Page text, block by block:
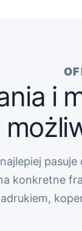
i
pasuje
konkretne